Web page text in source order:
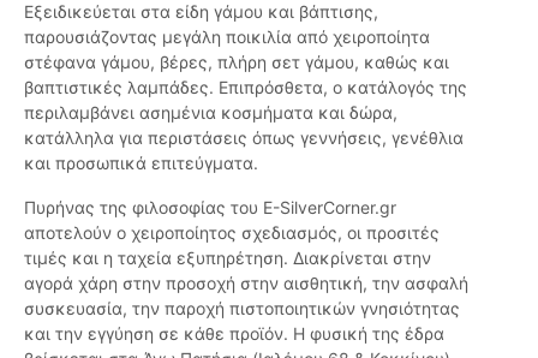
Εξειδικεύεται στα είδη γάμου και βάπτισης,
παρουσιάζοντας μεγάλη ποικιλία από χειροποίητα
στέφανα γάμου, βέρες, πλήρη σετ γάμου, καθώς και
βαπτιστικές λαμπάδες. Επιπρόσθετα, ο κατάλογός της
περιλαμβάνει ασημένια κοσμήματα και δώρα,
κατάλληλα για περιστάσεις όπως γεννήσεις, γενέθλια
και προσωπικά επιτεύγματα.
Πυρήνας της φιλοσοφίας του E-SilverCorner.gr
αποτελούν ο χειροποίητος σχεδιασμός, οι προσιτές
τιμές και η ταχεία εξυπηρέτηση. Διακρίνεται στην
αγορά χάρη στην προσοχή στην αισθητική, την ασφαλή
συσκευασία, την παροχή πιστοποιητικών γνησιότητας
και την εγγύηση σε κάθε προϊόν. Η φυσική της έδρα